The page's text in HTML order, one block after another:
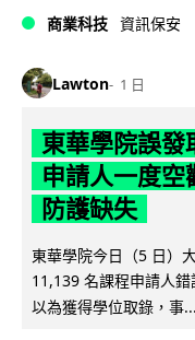
商業科技 資訊保安
Lawton 1 日
東華學院誤發
申請人一度
防護缺失
東華學院今日（5 日）
11,139 名課程申請人
以為獲得學位取錄，事...